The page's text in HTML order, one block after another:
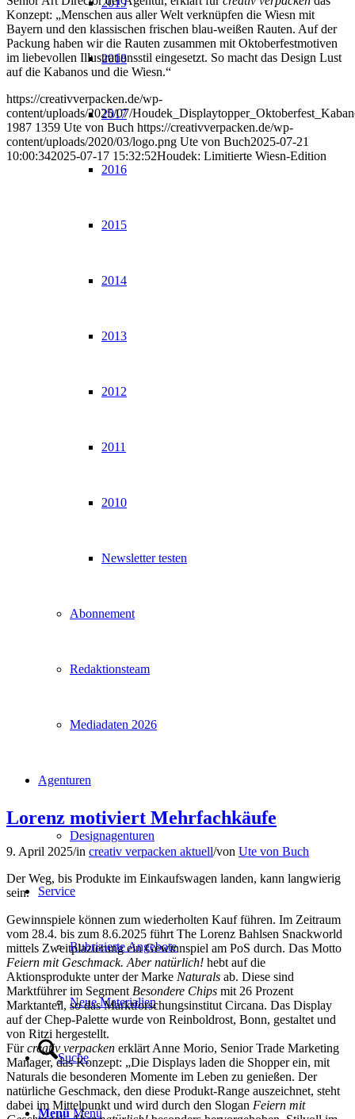
2019
2018
2017
2016
2015
2014
2013
2012
2011
2010
Newsletter testen
Abonnement
Redaktionsteam
Mediadaten 2026
Agenturen
Designagenturen
Service
Rubrizierte Angebote
Neue Materialien
Suche
Menü Menü
Konzept: „Menschen aus aller Welt verknüpfen die Wiesn mit
Bayern und den klassischen frischen blau-weißen Rauten. Auf der
Packung haben wir die Rauten zusammen mit Oktoberfestmotiven
im liebevollen Illustrationsstil eingesetzt. So macht das Design Lust
auf die Kabanos und die Wiesn.“
https://creativverpacken.de/wp-
content/uploads/2025/07/
1987 1359 Ute von Buch https://creativverpacken.de/wp-
content/uploads/2020/03/logo.png Ute von Buch2025-07-21
10:00:342025-07-17 15:32:52Houdek: Limitierte Wiesn-Edition
Lorenz motiviert Mehrfachkäufe
9. April 2025/in creativ verpacken aktuell/von Ute von Buch
Der Weg, bis Produkte im Einkaufswagen landen, kann langwierig
sein.
Gewinnspiele können zum wiederholten Kauf führen. Im Zeitraum
vom 28.4. bis zum 8.6.2025 führt The Lorenz Bahlsen Snackworld
mittels Zweitplazierung ein Gewinnspiel am PoS durch. Das Motto
Feiern mit Geschmack. Aber natürlich! hebt auf die
Aktionsprodukte unter der Marke Naturals ab. Diese sind
Marktführer im Segment Besondere Chips mit 26 Prozent
Marktanteil, so das Marktforschungsinstitut Circana. Das Display
auf der Chep-Palette wurde von Reinboldrost, Bonn, gestaltet und
von Ritzi hergestellt.
Fürcreativ verpacken erklärt Anne Morio, Senior Trade Marketing
Manager, das Konzept: „Die Displays laden die Shopper ein, mit
Naturals die besonderen Momente im Leben zu genießen. Der
natürliche Geschmack, den diese Produkt-Range auszeichnet, steht
dabei im Mittelpunkt und wird durch den Slogan Feiern mit